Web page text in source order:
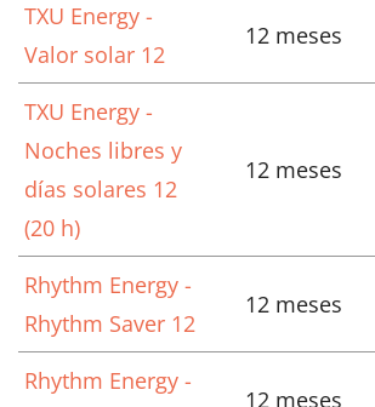
TXU Energy -
Valor solar 12
12 meses
TXU Energy -
Noches libres y
días solares 12
(20 h)
12 meses
Rhythm Energy -
Rhythm Saver 12
12 meses
Rhythm Energy -
12 meses